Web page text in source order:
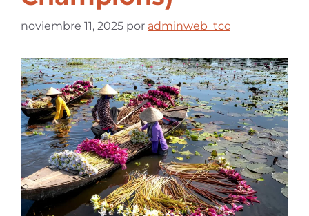
noviembre 11, 2025 por adminweb_tcc